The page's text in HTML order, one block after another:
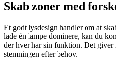
Skab zoner med
Et godt lysdesign handler om at
lade én lampe dominere, kan du
der hver har sin funktion. Det giver
stemningen efter behov.